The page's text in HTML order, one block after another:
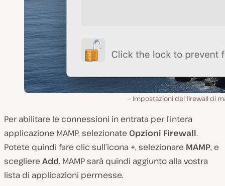
Impostazioni del firewall di
Per abilitare le connessioni in entrata per l’intera
applicazione MAMP, selezionate Opzioni Firewall.
Potete quindi fare clic sull’icona +, selezionare MAMP, e
scegliere Add. MAMP sarà quindi aggiunto alla vostra
lista di applicazioni permesse.